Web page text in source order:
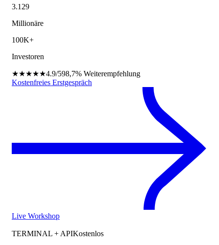
3.129
Millionäre
100K+
Investoren
★★★★★4.9/598,7% Weiterempfehlung
Kostenfreies Erstgespräch
Live Workshop
TERMINAL + APIKostenlos